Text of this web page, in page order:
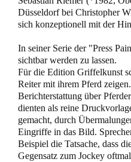
Düsseldorf bei Christopher
sich konzeptionell mit der
In seiner Serie der "Press
sichtbar werden zu lassen.
Für die Edition Griffelkunst
Reiter mit ihrem Pferd
Berichterstattung über
dienten als reine
gemacht, durch
Eingriffe in das Bild.
Beispiel die Tatsache, dass
Gegensatz zum Jockey